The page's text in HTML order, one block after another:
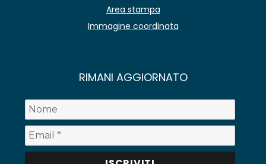
Area stampa
Immagine coordinata
RIMANI AGGIORNATO